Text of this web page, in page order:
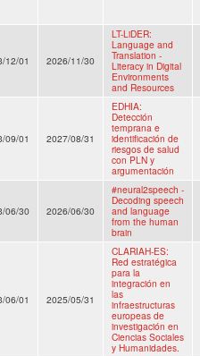
12/01 2026/11/30
LT-LiDER:
Language and
Translation -
Literacy in Digital
Environments
and Resources
09/01 2027/08/31
EDHIA:
Detección
temprana e
identificación de
riesgos de salud
con PLN y
argumentación
06/30 2026/06/30
#neural2speech -
Decoding speech
and language
from the human
brain
06/01 2025/05/31
CLARIAH-ES:
Red estratégica
para la
integración en
las
infraestructuras
europeas de
investigación en
Ciencias Sociales
y Humanidades.